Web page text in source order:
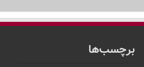
برچسب‌ها